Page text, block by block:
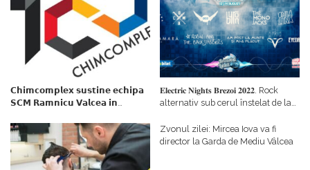
𝗖𝗵𝗶𝗺𝗰𝗼𝗺𝗽𝗹𝗲𝘅 𝘀𝘂𝘀𝘁𝗶𝗻𝗲 𝗲𝗰𝗵𝗶𝗽𝗮
𝗦𝗖𝗠 𝗥𝗮𝗺𝗻𝗶𝗰𝘂 𝗩𝗮𝗹𝗰𝗲𝗮 𝗶𝗻
𝗳𝗶𝗻𝗮𝗻𝘁𝗮𝘁𝗼𝗿
𝐄𝐥𝐞𝐜𝐭𝐫𝐢𝐜 𝐍𝐢𝐠𝐡𝐭𝐬 𝐁𝐫𝐞𝐳𝐨𝐢 𝟐𝟎𝟐𝟐. Rock
alternativ sub cerul înstelat de la
Zvonul zilei: Mircea Iova va fi
director la Garda de Mediu Vâlcea